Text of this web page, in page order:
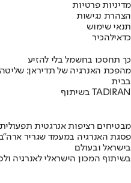
מדיניות פרטיות
הצהרת נגישות
תנאי שימוש
כדאילהכיר
כך תחסכו בחשמל בלי להזיע
מהפכת האנרגיה של תדיראן:
בבית
בשיתוף TADIRAN
מבטיחים רציפות אנרגטית
פסגת האנרגיה במעמד שגריר
בישראל ובעולם
בשיתוף המכון הישראלי לאנרגיה